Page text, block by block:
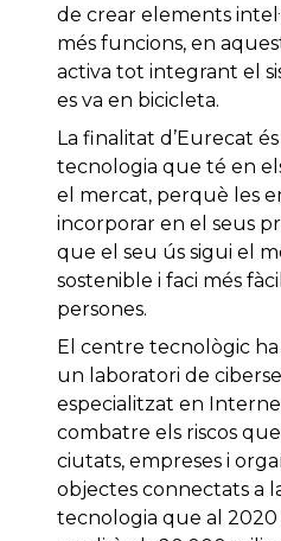
de crear elements
més funcions, en
activa tot integrant el
es va en bicicleta.
La finalitat d’Eurecat
tecnologia que té en
el mercat, perquè les
incorporar en el seus
que el seu ús sigui el
sostenible i faci més
persones.
El centre tecnològic
un laboratori de
especialitzat en
combatre els riscos
ciutats, empreses i
objectes connectats a
tecnologia que al